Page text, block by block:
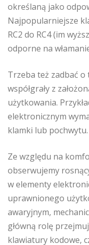
określaną jako
Najpopularniejsze
RC2 do RC4 (im
odporne na
Trzeba też zadbać
współgrały z
użytkowania.
elektronicznym
klamki lub pochwytu.
Ze względu na
obserwujemy
w elementy
uprawnionego
awaryjnym,
główną rolę
klawiatury kodowe,